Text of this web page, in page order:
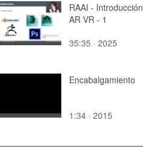
RAAI - Introducción
AR VR - 1
35:35 · 2025
Encabalgamiento
1:34 · 2015